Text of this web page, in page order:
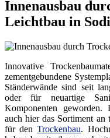
Innenausbau
Leichtbau in
Innovative
zementgebundene
Ständerwände sind seit
oder für neuartige
Komponenten geworden.
auch hier das Sortiment an
für denTrockenbau.